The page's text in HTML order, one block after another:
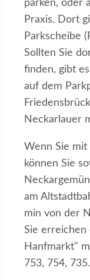
parken, oder
Praxis. Dort
Parkscheibe
Sollten Sie
finden, gibt
auf dem
Neckarlauer
Wenn Sie mit
können Sie
am
min von der
Sie erreichen
Hanfmarkt"
753, 754, 735.